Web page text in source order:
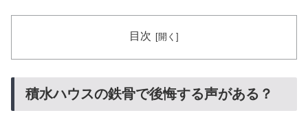
目次
積水ハウスの鉄骨で後悔する声がある？